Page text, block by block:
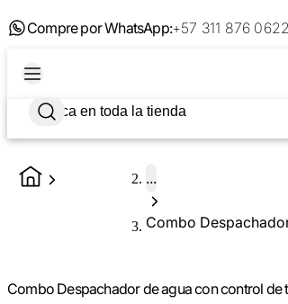
Compre por WhatsApp:+57 311 876 0622
...
Combo Despachador de agua con control